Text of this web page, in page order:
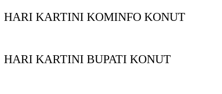
HARI KARTINI KOMINFO KONUT
HARI KARTINI BUPATI KONUT